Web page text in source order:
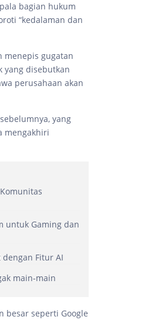
bagian hukum
“kedalaman dan
menepis gugatan
yang disebutkan
perusahaan akan
yang
mengakhiri
untuk Gaming dan
Fitur AI
main-main
besar seperti Google